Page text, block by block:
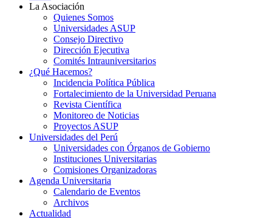
La Asociación
Quienes Somos
Universidades ASUP
Consejo Directivo
Dirección Ejecutiva
Comités Intrauniversitarios
¿Qué Hacemos?
Incidencia Política Pública
Fortalecimiento de la Universidad Peruana
Revista Científica
Monitoreo de Noticias
Proyectos ASUP
Universidades del Perú
Universidades con Órganos de Gobierno
Instituciones Universitarias
Comisiones Organizadoras
Agenda Universitaria
Calendario de Eventos
Archivos
Actualidad